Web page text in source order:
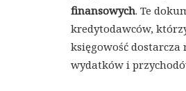
finansowych. Te
kredytodawców,
księgowość
wydatków i